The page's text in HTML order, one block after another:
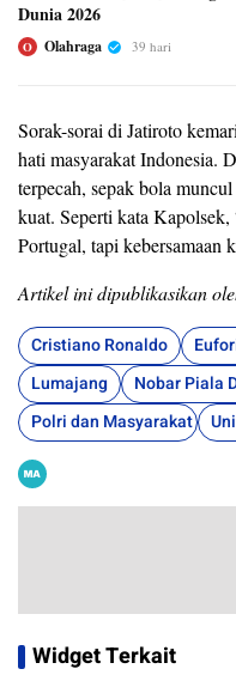
Dunia 2026
O Olahraga 39 hari
Sorak-sorai di Jatiroto
hati masyarakat Indonesia.
terpecah, sepak bola
kuat. Seperti kata
Portugal, tapi kebersamaan
Artikel ini dipublikasikan
Cristiano Ronaldo
Lumajang
Nobar Piala
Polri dan Masyarakat
Widget Terkait